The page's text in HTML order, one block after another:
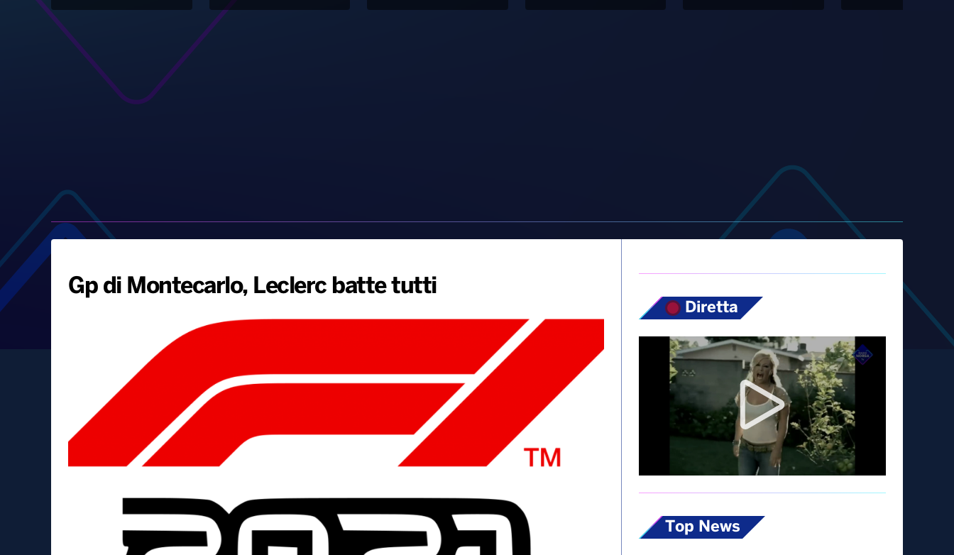
Gp di Montecarlo, Leclerc batte tutti
Diretta
Top News